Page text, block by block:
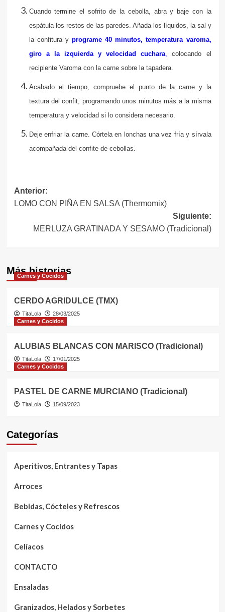
Cuando termine el sofrito de la cebolla, abra y baje con la
espátula los restos de las paredes. Añada los líquidos, la sal y
la confitura y programe 40 minutos, temperatura varoma,
giro a la izquierda y velocidad cuchara
colocando el
recipiente Varoma con la carne sobre la tapadera.
Acabado el tiempo, compruebe el punto de la carne y la
textura del confit, programando unos minutos más a la misma
temperatura y velocidad si lo considera necesario.
Deje enfriar la carne. Córtela en lonchas una vez fría y sírvala
acompañada del confite de cebollas.
Navegación
de
entradas
Anterior:
LOMO CON PIÑA EN SALSA (Thermomix)
Siguiente:
MERLUZA GRATINADA Y SESAMO (Tradicional)
Más historias
Carnes y Cocidos
CERDO AGRIDULCE (TMX)
TitaLola
28/03/2025
Carnes y Cocidos
ALUBIAS BLANCAS CON MARISCO (Tradicional)
TitaLola
17/01/2025
Carnes y Cocidos
PASTEL DE CARNE MURCIANO (Tradicional)
TitaLola 15/09/2023
Categorías
Aperitivos, Entrantes y Tapas
Arroces
Bebidas, Cócteles y Refrescos
Carnes y Cocidos
Celíacos
CONTACTO
Ensaladas
Granizados, Helados y Sorbetes